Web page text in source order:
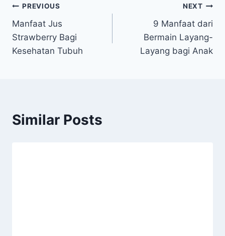
Post
navigation
PREVIOUS
Manfaat Jus
Strawberry Bagi
Kesehatan Tubuh
NEXT
9 Manfaat dari
Bermain Layang-
Layang bagi Anak
Similar Posts